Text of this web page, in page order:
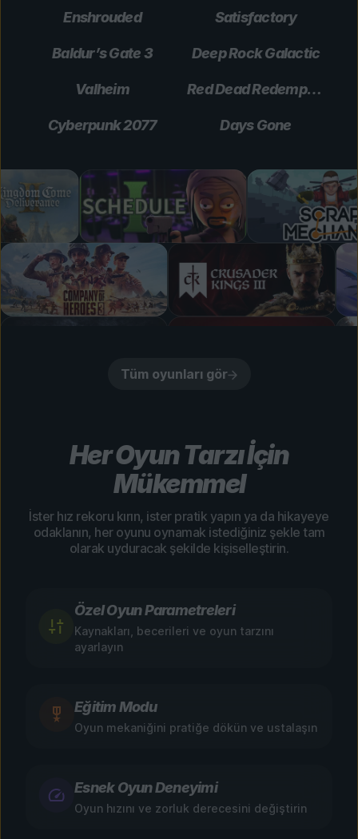
Enshrouded Satisfactory
Baldur’s Gate 3 Deep Rock Galactic
Valheim Red Dead Redemption 2
Cyberpunk 2077 Days Gone
Tüm oyunları gör
Her Oyun Tarzı İçin
Mükemmel
İster hız rekoru kırın, ister pratik yapın ya da hikayeye
odaklanın, her oyunu oynamak istediğiniz şekle tam
olarak uyduracak şekilde kişiselleştirin.
Özel Oyun Parametreleri
Kaynakları, becerileri ve oyun tarzını
ayarlayın
Eğitim Modu
Oyun mekaniğini pratiğe dökün ve ustalaşın
Esnek Oyun Deneyimi
Oyun hızını ve zorluk derecesini değiştirin